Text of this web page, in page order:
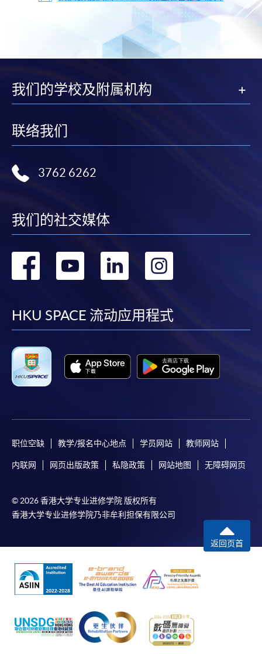
我们的学校及附属机构
联络我们
3762 6262
我们的社交媒体
转
facebook
转
youtube
转
linkedin
转
HKU SPACE 流动应用程式
职位空缺 教学/报名中心地点 学员网站 教师网站
内联网 网页出版政策 私隐政策 网站地图 无障碍网页
© 2026 香港大学专业进修学院 版权所有
香港大学专业进修学院乃非牟利担保有限公司
返回页首